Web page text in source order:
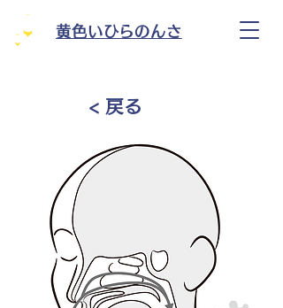
黄色いひらのんさ
< 戻る